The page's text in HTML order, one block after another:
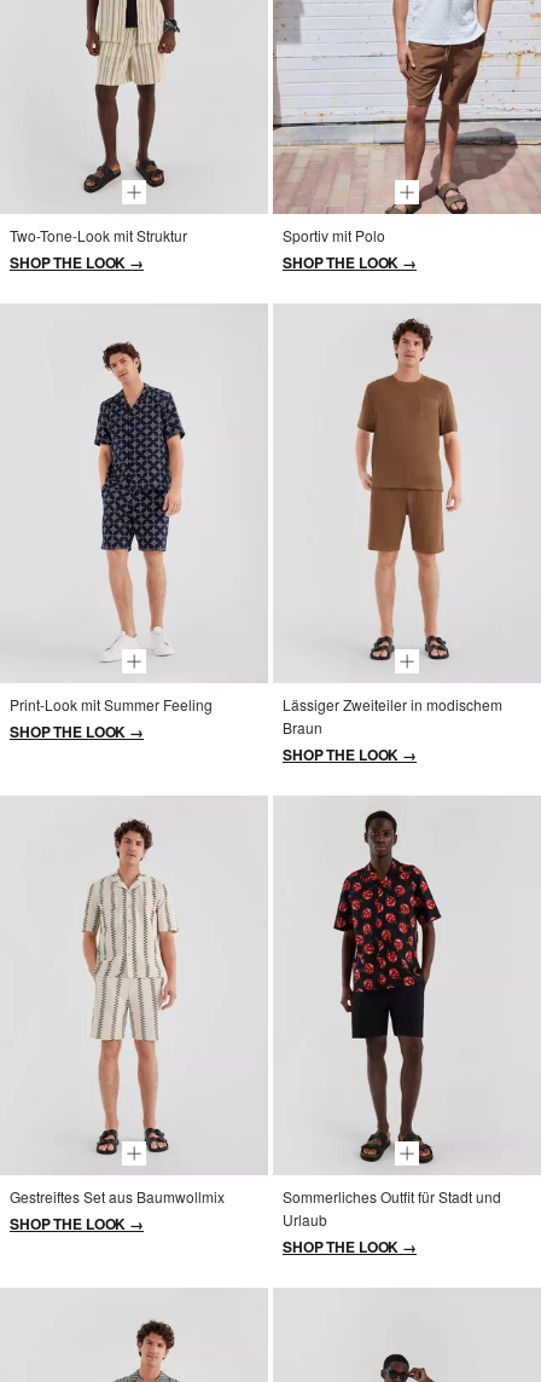
Two-Tone-Look mit Struktur
SHOP THE LOOK →
Sportiv mit Polo
SHOP THE LOOK →
Print-Look mit Summer Feeling
SHOP THE LOOK →
Lässiger Zweiteiler in modischem
Braun
SHOP THE LOOK →
Gestreiftes Set aus Baumwollmix
SHOP THE LOOK →
Sommerliches Outfit für Stadt und
Urlaub
SHOP THE LOOK →